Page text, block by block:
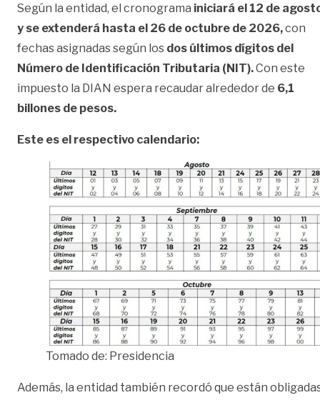
Según la entidad, el cronograma iniciará el 12 de
y se extenderá hasta el 26 de octubre de 2026,con
fechas asignadas según los dos últimos dígitos del
Número de Identificación Tributaria (NIT).Con este
impuesto la DIAN espera recaudar alrededor de 6,1
billones de pesos.
Este es el respectivo calendario:
Tomado de: Presidencia
Además, la entidad también recordó que están